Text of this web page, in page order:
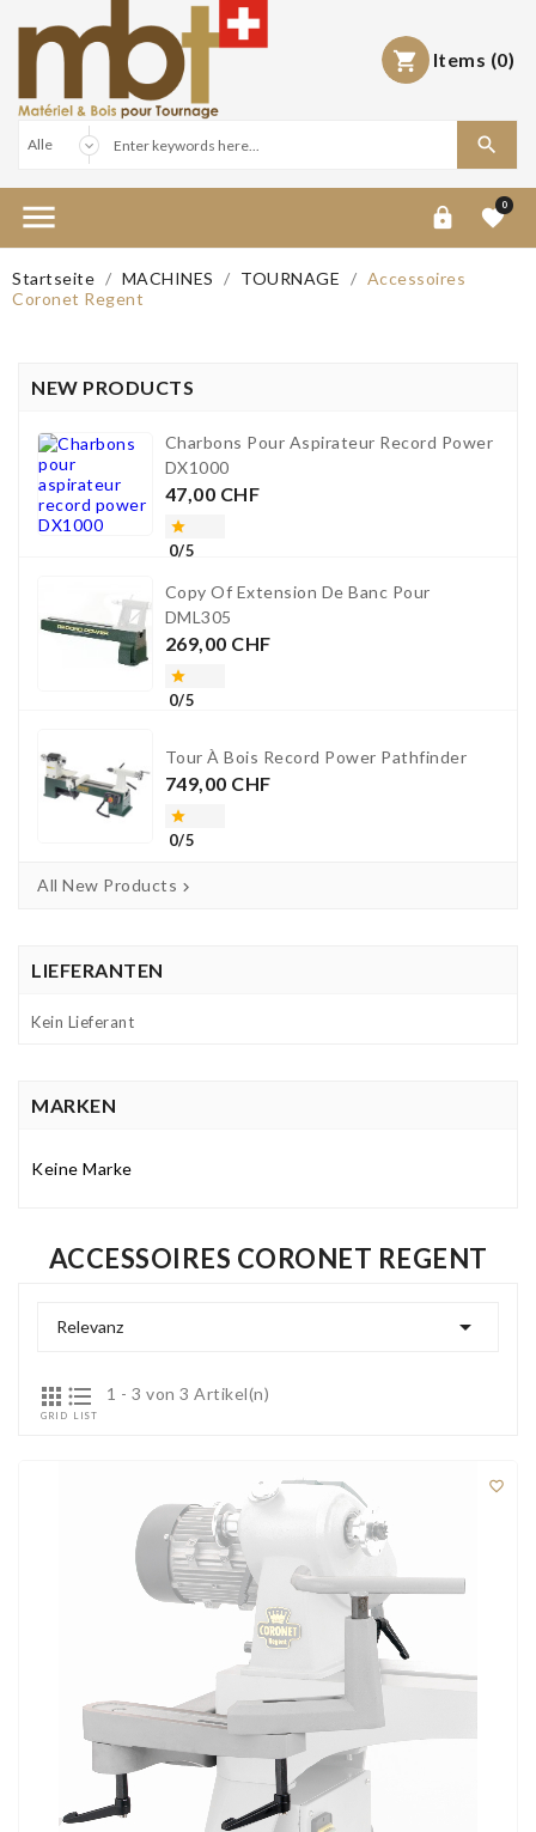
 Items (0)

  0
Startseite MACHINES TOURNAGE
Accessoires
Coronet Regent
NEW PRODUCTS
Charbons Pour Aspirateur Record Power
DX1000
Preis
47,00 CHF

0/5
Copy Of Extension De Banc Pour
DML305
Preis
269,00 CHF

0/5
Tour À Bois Record Power Pathfinder
Preis
749,00 CHF

0/5
All New Products 
LIEFERANTEN
Kein Lieferant
MARKEN
Keine Marke
ACCESSOIRES CORONET REGENT
Relevanz 

GRID

LIST
1 - 3 von 3 Artikel(n)
